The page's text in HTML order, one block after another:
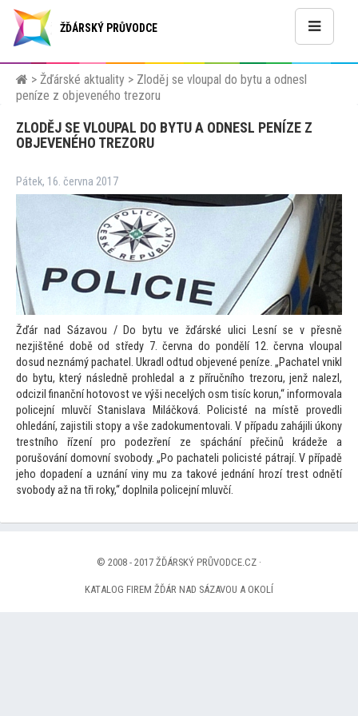
ŽĎÁRSKÝ PRŮVODCE
> Žďárské aktuality > Zloděj se vloupal do bytu a odnesl
peníze z objeveného trezoru
ZLODĚJ SE VLOUPAL DO BYTU A ODNESL PENÍZE Z
OBJEVENÉHO TREZORU
Pátek, 16. června 2017
Žďár nad Sázavou / Do bytu ve žďárské ulici Lesní se v přesně
nezjištěné době od středy 7. června do pondělí 12. června vloupal
dosud neznámý pachatel. Ukradl odtud objevené peníze. „Pachatel vnikl
do bytu, který následně prohledal a z příručního trezoru, jenž nalezl,
odcizil finanční hotovost ve výši necelých osm tisíc korun,“ informovala
policejní mluvčí Stanislava Miláčková. Policisté na místě provedli
ohledání, zajistili stopy a vše zadokumentovali. V případu zahájili úkony
trestního řízení pro podezření ze spáchání přečinů krádeže a
porušování domovní svobody. „Po pachateli policisté pátrají. V případě
jeho dopadení a uznání viny mu za takové jednání hrozí trest odnětí
svobody až na tři roky,“ doplnila policejní mluvčí.
© 2008 - 2017 ŽĎÁRSKÝ PRŮVODCE.CZ ·
KATALOG FIREM ŽĎÁR NAD SÁZAVOU A OKOLÍ